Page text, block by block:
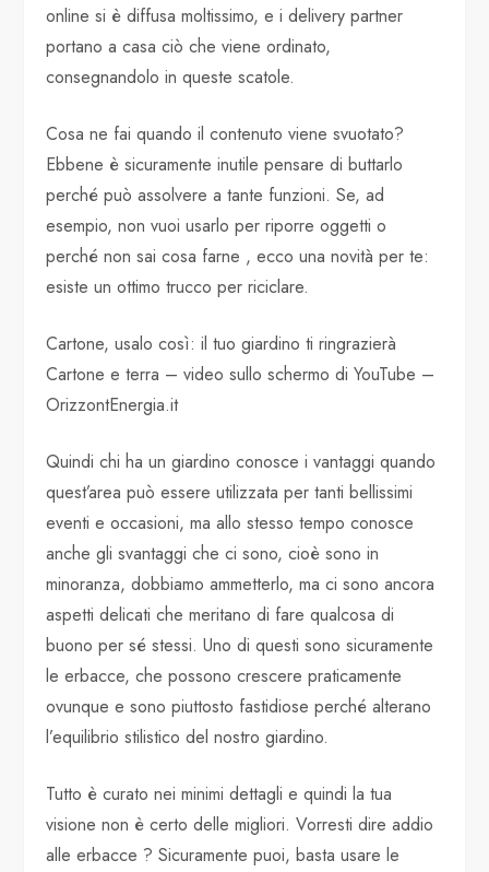
online si è diffusa moltissimo, e i delivery partner
portano a casa ciò che viene ordinato,
consegnandolo in queste scatole.
Cosa ne fai quando il contenuto viene svuotato?
Ebbene è sicuramente inutile pensare di buttarlo
perché può assolvere a tante funzioni. Se, ad
esempio, non vuoi usarlo per riporre oggetti o
perché non sai cosa farne , ecco una novità per te:
esiste un ottimo trucco per riciclare.
Cartone, usalo così: il tuo giardino ti ringrazierà
Cartone e terra – video sullo schermo di YouTube –
OrizzontEnergia.it
Quindi chi ha un giardino conosce i vantaggi quando
quest’area può essere utilizzata per tanti bellissimi
eventi e occasioni, ma allo stesso tempo conosce
anche gli svantaggi che ci sono, cioè sono in
minoranza, dobbiamo ammetterlo, ma ci sono ancora
aspetti delicati che meritano di fare qualcosa di
buono per sé stessi. Uno di questi sono sicuramente
le erbacce, che possono crescere praticamente
ovunque e sono piuttosto fastidiose perché alterano
l’equilibrio stilistico del nostro giardino.
Tutto è curato nei minimi dettagli e quindi la tua
visione non è certo delle migliori. Vorresti dire addio
alle erbacce ? Sicuramente puoi, basta usare le